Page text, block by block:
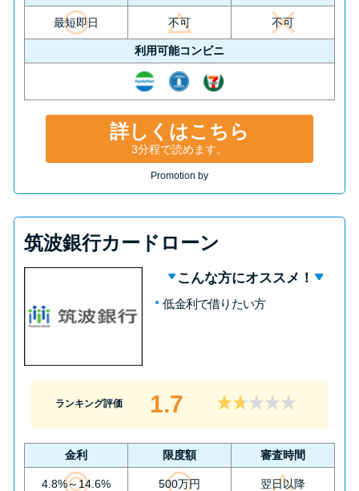
最短即日 不可 不可
利用可能コンビニ
詳しくはこちら
3分程で読めます。
Promotion by
筑波銀行カードローン
こんな方にオススメ！
低金利で借りたい方
ランキング評価 1.7
金利 限度額 審査時間
4.8%～14.6% 500万円 翌日以降